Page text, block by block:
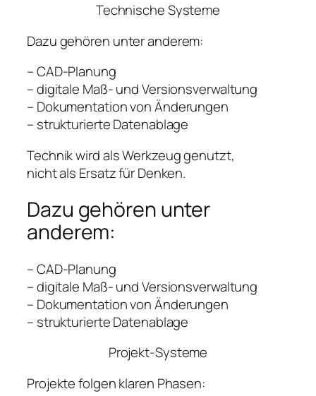
Technische Systeme
Dazu gehören unter anderem:
– CAD-Planung
– digitale Maß- und Versionsverwaltung
– Dokumentation von Änderungen
– strukturierte Datenablage
Technik wird als Werkzeug genutzt,
nicht als Ersatz für Denken.
Dazu gehören unter
anderem:
– CAD-Planung
– digitale Maß- und Versionsverwaltung
– Dokumentation von Änderungen
– strukturierte Datenablage
Projekt-Systeme
Projekte folgen klaren Phasen: